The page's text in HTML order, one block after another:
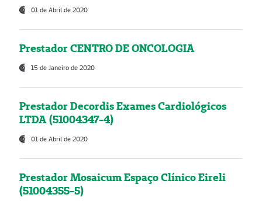
01 de Abril de 2020
Prestador CENTRO DE ONCOLOGIA
15 de Janeiro de 2020
Prestador Decordis Exames Cardiológicos
LTDA (51004347-4)
01 de Abril de 2020
Prestador Mosaicum Espaço Clínico Eireli
(51004355-5)